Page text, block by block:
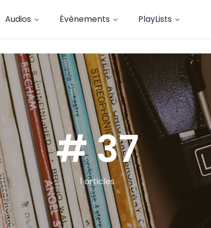
Audios Évènements PlayLists
# 37
1 articles